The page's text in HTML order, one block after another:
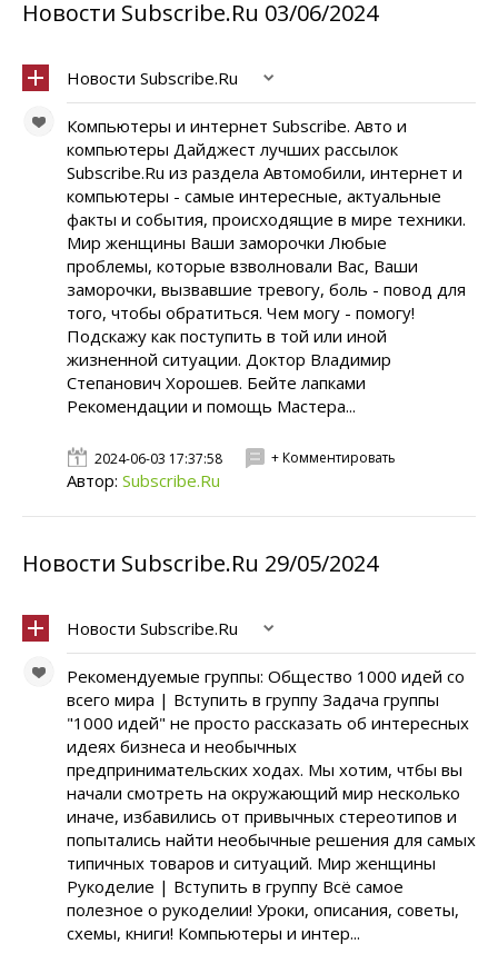
Новости Subscribe.Ru 03/06/2024
Новости Subscribe.Ru
Компьютеры и интернет Subscribe. Авто и
компьютеры Дайджест лучших рассылок
Subscribe.Ru из раздела Автомобили, интернет и
компьютеры - самые интересные, актуальные
факты и события, происходящие в мире техники.
Мир женщины Ваши заморочки Любые
проблемы, которые взволновали Вас, Ваши
заморочки, вызвавшие тревогу, боль - повод для
того, чтобы обратиться. Чем могу - помогу!
Подскажу как поступить в той или иной
жизненной ситуации. Доктор Владимир
Степанович Хорошев. Бейте лапками
Рекомендации и помощь Мастера...
2024-06-03 17:37:58 + Комментировать
Автор: Subscribe.Ru
Новости Subscribe.Ru 29/05/2024
Новости Subscribe.Ru
Рекомендуемые группы: Общество 1000 идей со
всего мира | Вступить в группу Задача группы
"1000 идей" не просто рассказать об интересных
идеях бизнеса и необычных
предпринимательских ходах. Мы хотим, чтбы вы
начали смотреть на окружающий мир несколько
иначе, избавились от привычных стереотипов и
попытались найти необычные решения для самых
типичных товаров и ситуаций. Мир женщины
Рукоделие | Вступить в группу Всё самое
полезное о рукоделии! Уроки, описания, советы,
схемы, книги! Компьютеры и интер...